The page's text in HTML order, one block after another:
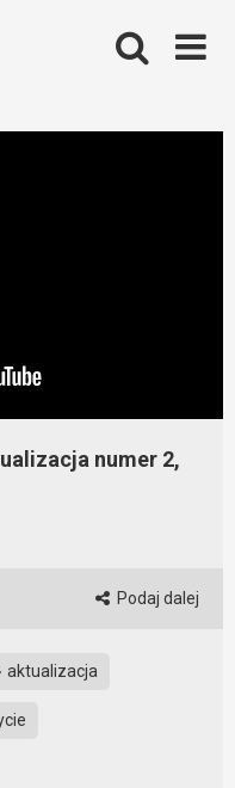
numer 2,
Podaj dalej
aktualizacja